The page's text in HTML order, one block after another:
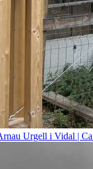
Urgell i Vidal |